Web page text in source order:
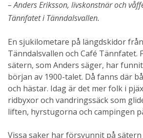
Anders Eriksson, livskonstnär och
Tännfatet i Tänndalsvallen.
En sjukilometare på längdskidor
Tänndalsvallen och Café Tännfatet.
sätern, som Anders säger, har
början av 1900-talet. Då fanns där
och hästar. Idag är det mer folk i
ridbyxor och vandringssäck som
liften, hyrstugorna och campingen
Vissa saker har försvunnit på